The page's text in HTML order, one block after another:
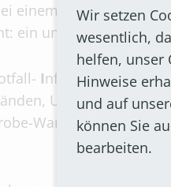
einem echten Notfall
ein
Informations- und
Unfällen mit
Warnmeldung für
Wir setzen
wesentlich,
helfen, unser
Hinweise
und auf
können Sie
bearbeiten.